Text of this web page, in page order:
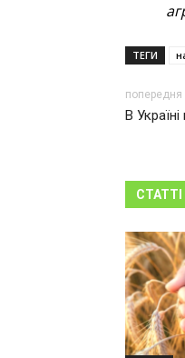
ТЕГИ
попередня
В
СТАТТІ